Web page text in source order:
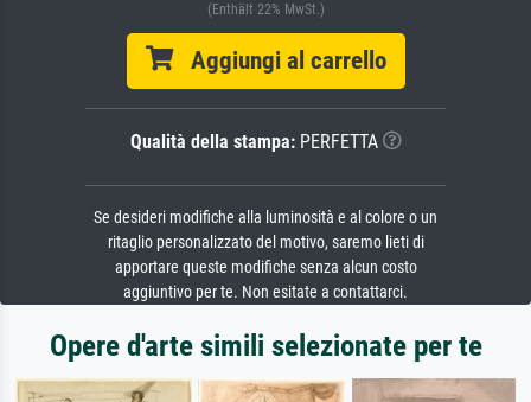
(Enthält 22% MwSt.)
Aggiungi al carrello
Qualità della stampa:PERFETTA
Se desideri modifiche alla luminosità e al colore o un
ritaglio personalizzato del motivo, saremo lieti di
apportare queste modifiche senza alcun costo
aggiuntivo per te. Non esitate a contattarci.
Opere d'arte simili selezionate per te